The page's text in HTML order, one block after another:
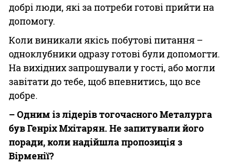
добрі люди, які за потреби готові прийти на
допомогу.
Коли виникали якісь побутові питання –
одноклубники одразу готові були допомогти.
На вихідних запрошували у гості, або могли
завітати до тебе, щоб впевнитись, що все
добре.
– Одним із лідерів тогочасного Металурга
був Генріх Мхітарян. Не запитували його
поради, коли надійшла пропозиція з
Вірменії?